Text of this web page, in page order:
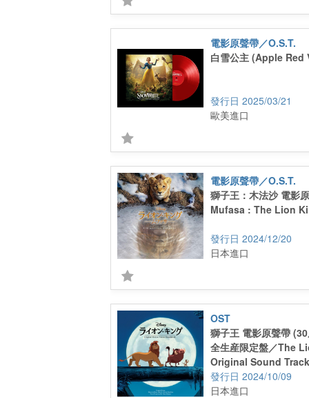
電影原聲帶／O.S.T.
白雪公主 (Apple Red
2025/03/21
歐美進口
電影原聲帶／O.S.T.
獅子王：木法沙 電影
Mufasa : The Lion
2024/12/20
日本進口
OST
獅子王 電影原聲帶
全生産限定盤／The
Original Sound
完全生産限定盤
2024/10/09
日本進口